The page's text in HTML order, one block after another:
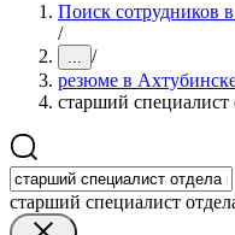
Поиск сотрудников
/
... /
резюме в
старший специалист
старший специалист